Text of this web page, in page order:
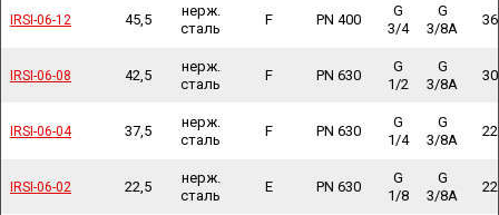
IRSI-06-12 45,5
нерж.
сталь
F PN 400
G
3/4
G
3/8A
36
IRSI-06-08 42,5
нерж.
сталь
F PN 630
G
1/2
G
3/8A
30
IRSI-06-04 37,5
нерж.
сталь
F PN 630
G
1/4
G
3/8A
22
IRSI-06-02 22,5
нерж.
сталь
E PN 630
G
1/8
G
3/8A
22
IRSI-06-12
IRSI-06-08
IRSI-06-04
IRSI-06-02